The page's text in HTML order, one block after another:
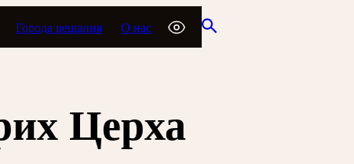
Города вещания О нас
Церха